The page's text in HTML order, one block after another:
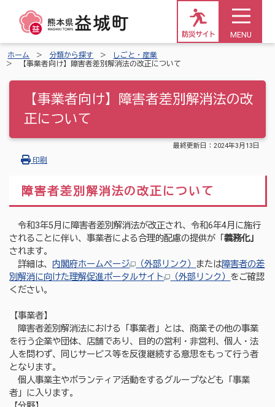
防災サイト MENU
ホーム 分類から探す
しごと・産業
【事業者向け】障害者差別解消法の改正について
【事業者向け】障害者差別解消法の改
正について
最終更新日： 2024年3月13日
印刷
障害者差別解消法の改正について
令和3年5月に障害者差別解消法が改正され、令和6年4月に施行
されることに伴い、事業者による合理的配慮の提供が「義務化」
されます。
詳細は、 内閣府ホームページ （外部リンク） または障害者の差
別解消に向けた理解促進ポータルサイト
（外部リンク） をご確認
ください。
【事業者】
障害者差別解消法における「事業者」とは、商業その他の事業
を行う企業や団体、店舗であり、目的の営利・非営利、個人・法
人を問わず、同じサービス等を反復継続する意思をもって行う者
となります。
個人事業主やボランティア活動をするグループなども「事業
者」に入ります。